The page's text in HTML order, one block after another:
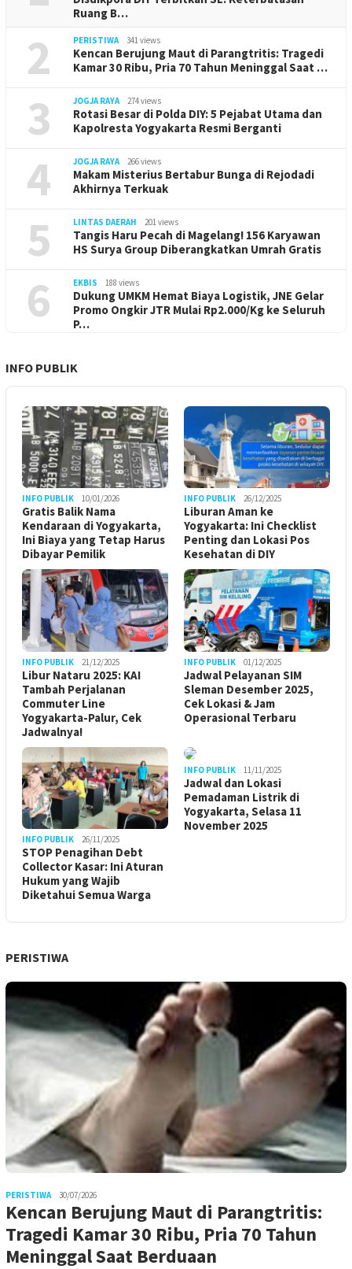
Ruang B…
2 PERISTIWA 341 views
Kencan Berujung Maut di Parangtritis: Tragedi
Kamar 30 Ribu, Pria 70 Tahun Meninggal Saat …
3 JOGJA RAYA 274 views
Rotasi Besar di Polda DIY: 5 Pejabat Utama dan
Kapolresta Yogyakarta Resmi Berganti
4 JOGJA RAYA 266 views
Makam Misterius Bertabur Bunga di Rejodadi
Akhirnya Terkuak
5 LINTAS DAERAH 201 views
Tangis Haru Pecah di Magelang! 156 Karyawan
HS Surya Group Diberangkatkan Umrah Gratis
6 EKBIS 188 views
Dukung UMKM Hemat Biaya Logistik, JNE Gelar
Promo Ongkir JTR Mulai Rp2.000/Kg ke Seluruh
P…
INFO PUBLIK
INFO PUBLIK 10/01/2026
Gratis Balik Nama
Kendaraan di Yogyakarta,
Ini Biaya yang Tetap Harus
Dibayar Pemilik
INFO PUBLIK 26/12/2025
Liburan Aman ke
Yogyakarta: Ini Checklist
Penting dan Lokasi Pos
Kesehatan di DIY
INFO PUBLIK 21/12/2025
Libur Nataru 2025: KAI
Tambah Perjalanan
Commuter Line
Yogyakarta-Palur, Cek
Jadwalnya!
INFO PUBLIK 01/12/2025
Jadwal Pelayanan SIM
Sleman Desember 2025,
Cek Lokasi & Jam
Operasional Terbaru
INFO PUBLIK 26/11/2025
STOP Penagihan Debt
Collector Kasar: Ini Aturan
Hukum yang Wajib
Diketahui Semua Warga
INFO PUBLIK 11/11/2025
Jadwal dan Lokasi
Pemadaman Listrik di
Yogyakarta, Selasa 11
November 2025
PERISTIWA
PERISTIWA 30/07/2026
Kencan Berujung Maut di Parangtritis:
Tragedi Kamar 30 Ribu, Pria 70 Tahun
Meninggal Saat Berduaan